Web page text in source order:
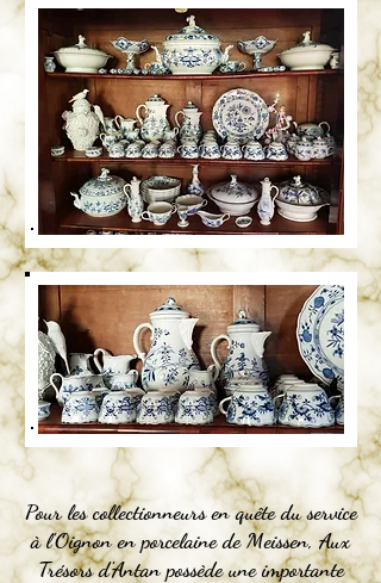
Pour les collectionneurs en quête du service
à l'Oignon en porcelaine de Meissen, Aux
Trésors d'Antan possède une importante